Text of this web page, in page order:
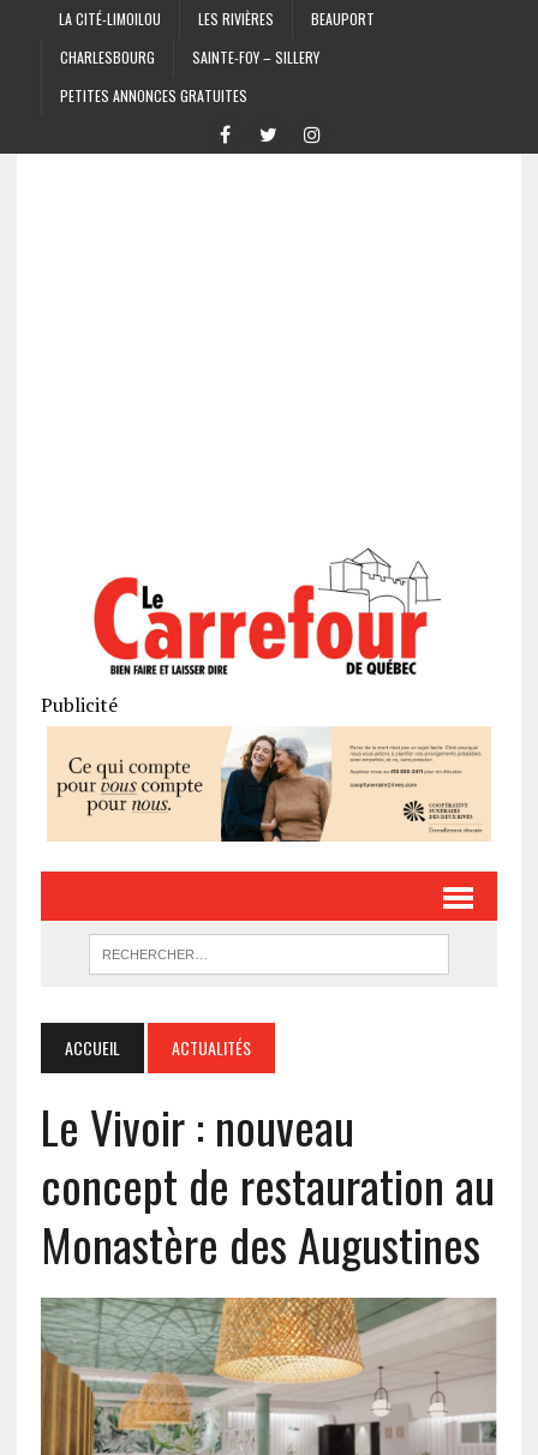
LA CITÉ-LIMOILOU LES RIVIÈRES
BEAUPORT
CHARLESBOURG
SAINTE-FOY – SILLERY
PETITES ANNONCES GRATUITES
Publicité
ACCUEIL ACTUALITÉS
Le Vivoir : nouveau
concept de restauration au
Monastère des Augustines